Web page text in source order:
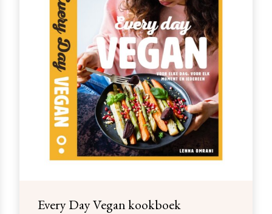
Every Day Vegan kookboek